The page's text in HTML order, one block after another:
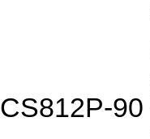
CS812P-90